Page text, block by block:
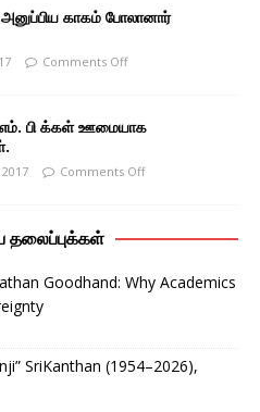
காகம் போலானார்
Comments Off
பி க்கள் ஊமையாக
Comments Off
Goodhand: Why Academics
SriKanthan (1954–2026),